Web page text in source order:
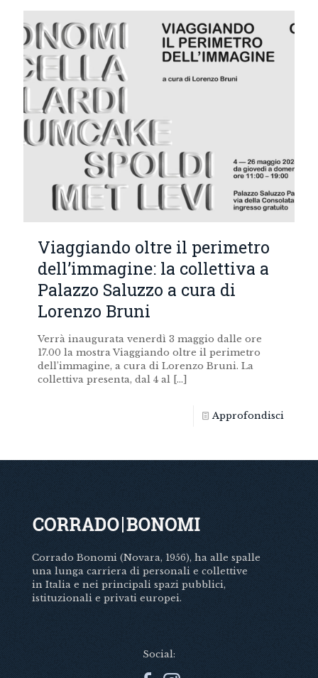
Viaggiando oltre il perimetro
dell’immagine: la collettiva a
Palazzo Saluzzo a cura di
Lorenzo Bruni
Verrà inaugurata venerdì 3 maggio dalle ore
17.00 la mostra Viaggiando oltre il perimetro
dell’immagine, a cura di Lorenzo Bruni. La
collettiva presenta, dal 4 al […]
Approfondisci
Corrado Bonomi (Novara, 1956), ha alle spalle
una lunga carriera di personali e collettive
in Italia e nei principali spazi pubblici,
istituzionali e privati europei.
Social: